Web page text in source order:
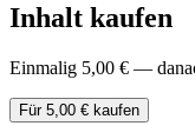
Inhalt kaufen
Einmalig 5,00 € —
Für 5,00 € kaufen